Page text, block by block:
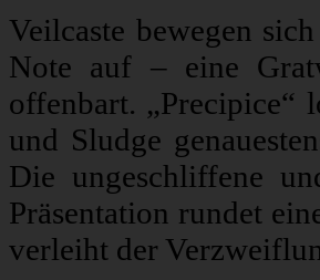
Veilcaste bewegen
Note auf – eine
offenbart. „Precipice“
und Sludge
Die ungeschliffene
Präsentation rundet
verleiht der